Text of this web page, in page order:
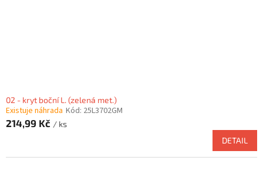
02 - kryt boční L. (zelená met.)
Existuje náhrada Kód: 25L3702GM
214,99 Kč / ks
DETAIL